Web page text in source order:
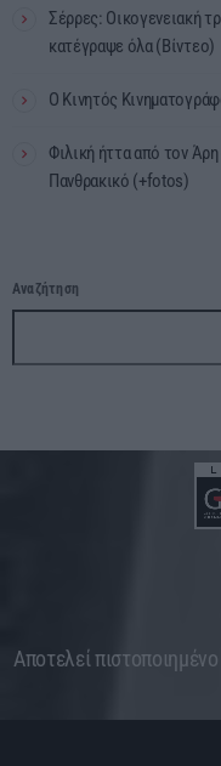
Σέρρες: Οικογενειακή
κατέγραψε όλα (Βίντεο)
Ο Κινητός
Φιλική ήττα από τον
Πανθρακικό (+fotos)
Αναζήτηση
Aποτελεί